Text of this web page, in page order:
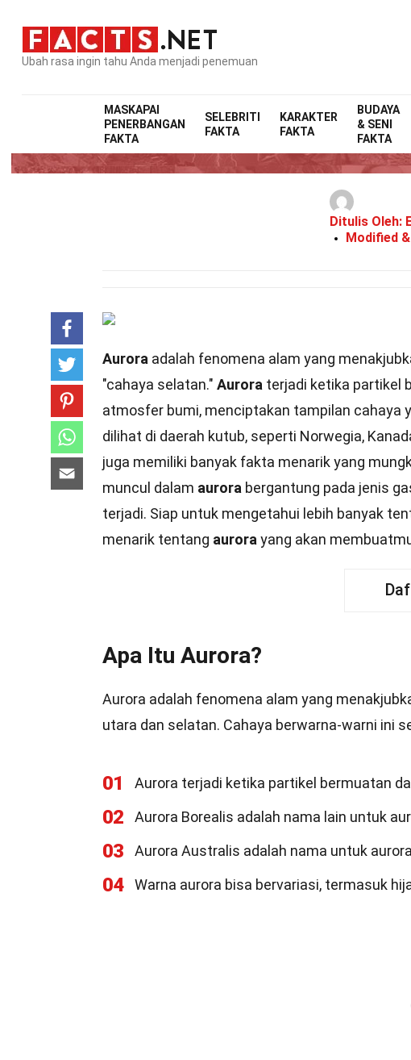
Ubah rasa ingin tahu Anda menjadi penemuan
MASKAPAI
PENERBANGAN
FAKTA
SELEBRITI
FAKTA
KARAKTER
FAKTA
BUDAYA
& SENI
FAKTA
Ditulis Oleh:
Modified
Aurora adalah fenomena alam yang
"cahaya selatan." Aurora terjadi ketika partikel
atmosfer bumi, menciptakan tampilan cahaya
dilihat di daerah kutub, seperti Norwegia,
juga memiliki banyak fakta menarik yang
muncul dalam aurora bergantung pada jenis
terjadi. Siap untuk mengetahui lebih banyak
menarik tentang aurora yang akan
Apa Itu Aurora?
Aurora adalah fenomena alam yang
utara dan selatan. Cahaya berwarna-warni ini
01 Aurora terjadi ketika partikel bermuatan
02 Aurora Borealis adalah nama lain untuk
03 Aurora Australis adalah nama untuk
04 Warna aurora bisa bervariasi, termasuk